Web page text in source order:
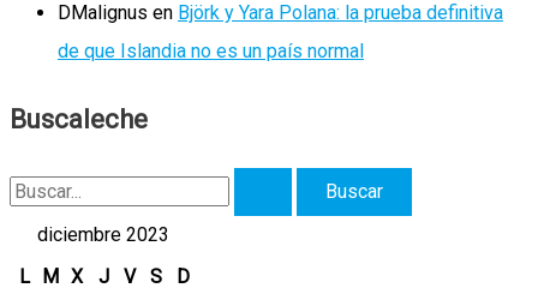
DMalignus en Björk y Yara Polana: la prueba definitiva
de que Islandia no es un país normal
Buscaleche
B
diciembre 2023
L
M X J V S
D